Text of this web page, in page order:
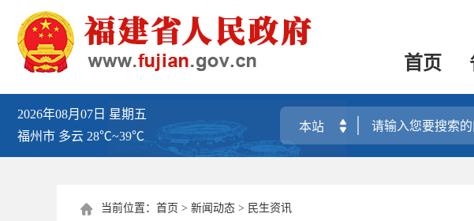
首页
2026年08月07日 星期五
福州市 多云 28℃~39℃
 当前位置： 首页 > 新闻动态 > 民生资讯